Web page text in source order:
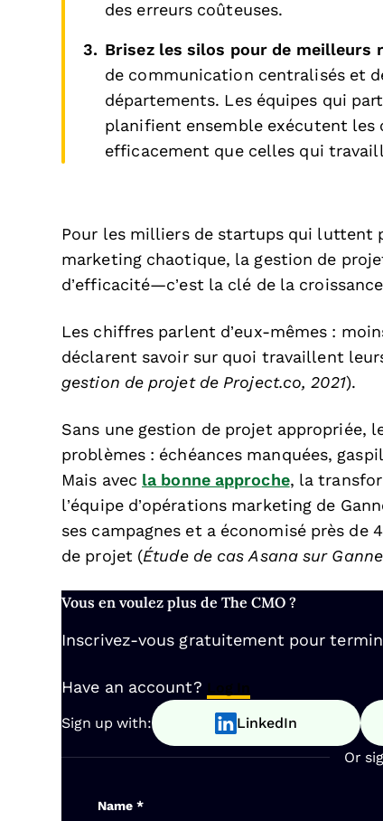
des erreurs coûteuses.
Brisez les silos pour de meilleurs
de communication centralisés et
départements. Les équipes qui
planifient ensemble exécutent les
efficacement que celles qui
Pour les milliers de startups qui luttent
marketing chaotique, la gestion de
d’efficacité—c’est la clé de la
Les chiffres parlent d’eux-mêmes :
déclarent savoir sur quoi travaillent
gestion de projet de Project.co, 2021).
Sans une gestion de projet appropriée,
problèmes : échéances manquées,
Mais avec la bonne approche, la
l’équipe d’opérations marketing de
ses campagnes et a économisé près
de projet (Étude de cas Asana sur
Vous en voulez plus de The CMO ?
Inscrivez-vous gratuitement pour
Have an account? Log In
Sign up with: LinkedIn
Or
Name *